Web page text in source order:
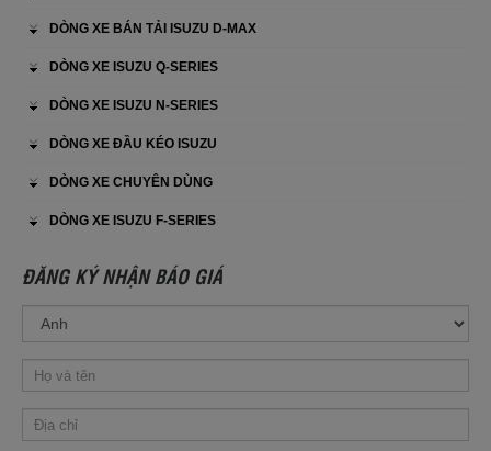
DÒNG XE BÁN TẢI ISUZU D-MAX
DÒNG XE ISUZU Q-SERIES
DÒNG XE ISUZU N-SERIES
DÒNG XE ĐẦU KÉO ISUZU
DÒNG XE CHUYÊN DÙNG
DÒNG XE ISUZU F-SERIES
ĐĂNG KÝ NHẬN BÁO GIÁ